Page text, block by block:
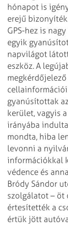
hónapot is
erejű
GPS-hez is
egyik
napvilágot
eszköz. A
gyanúsítottak
kerület, vagyis
irányába
mondta, hiba
levonni a
információkkal
védence és
Bródy Sándor
szolgálatot – öt
értesítették a
értük jött